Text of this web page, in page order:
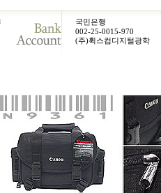
국민은행
002-25-0015-970
(주)휙스컴디지털광학